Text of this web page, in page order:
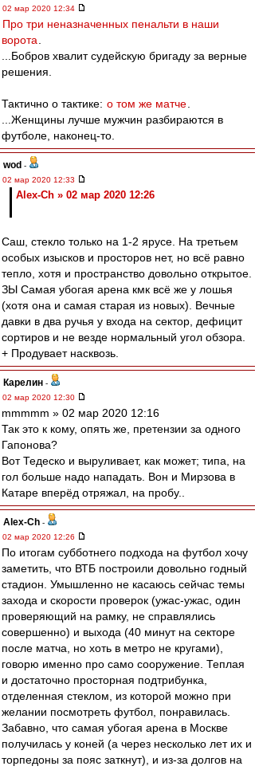
02 мар 2020 12:34
Про три неназначенных пенальти в наши
ворота
...Бобров хвалит судейскую бригаду за верные
решения.
Тактично о тактике: о том же матче
...Женщины лучше мужчин разбираются в
футболе, наконец-то.
wod -
02 мар 2020 12:33
Alex-Ch » 02 мар 2020 12:26
Саш, стекло только на 1-2 ярусе. На третьем
особых изысков и просторов нет, но всё равно
тепло, хотя и пространство довольно открытое.
ЗЫ Самая убогая арена кмк всё же у лошья
(хотя она и самая старая из новых). Вечные
давки в два ручья у входа на сектор, дефицит
сортиров и не везде нормальный угол обзора.
+ Продувает насквозь.
Карелин -
02 мар 2020 12:30
mmmmm » 02 мар 2020 12:16
Так это к кому, опять же, претензии за одного
Гапонова?
Вот Тедеско и выруливает, как может; типа, на
гол больше надо нападать. Вон и Мирзова в
Катаре вперёд отряжал, на пробу..
Alex-Ch -
02 мар 2020 12:26
По итогам субботнего подхода на футбол хочу
заметить, что ВТБ построили довольно годный
стадион. Умышленно не касаюсь сейчас темы
захода и скорости проверок (ужас-ужас, один
проверяющий на рамку, не справлялись
совершенно) и выхода (40 минут на секторе
после матча, но хоть в метро не кругами),
говорю именно про само сооружение. Теплая
и достаточно просторная подтрибунка,
отделенная стеклом, из которой можно при
желании посмотреть футбол, понравилась.
Забавно, что самая убогая арена в Москве
получилась у коней (а через несколько лет их и
торпедоны за пояс заткнут), и из-за долгов на